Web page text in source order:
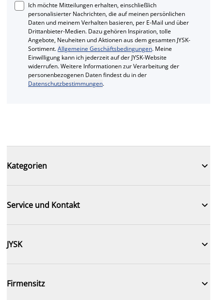
Ich möchte Mitteilungen erhalten, einschließlich
personalisierter Nachrichten, die auf meinen persönlichen
Daten und meinem Verhalten basieren, per E-Mail und über
Drittanbieter-Medien. Dazu gehören Inspiration, tolle
Angebote, Neuheiten und Aktionen aus dem gesamten JYSK-
Sortiment.Allgemeine Geschäftsbedingungen. Meine
Einwilligung kann ich jederzeit auf der JYSK-Website
widerrufen. Weitere Informationen zur Verarbeitung der
personenbezogenen Daten findest du in der
Datenschutzbestimmungen.
Kategorien 
Service und Kontakt 
JYSK 
Firmensitz 